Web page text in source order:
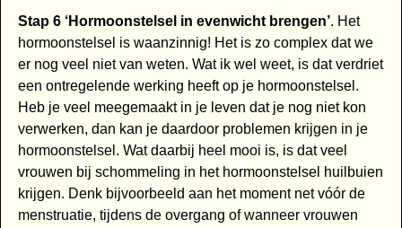
Stap 6 ‘Hormoonstelsel in evenwicht brengen’. Het
hormoonstelsel is waanzinnig! Het is zo complex dat we
er nog veel niet van weten. Wat ik wel weet, is dat verdriet
een ontregelende werking heeft op je hormoonstelsel.
Heb je veel meegemaakt in je leven dat je nog niet kon
verwerken, dan kan je daardoor problemen krijgen in je
hormoonstelsel. Wat daarbij heel mooi is, is dat veel
vrouwen bij schommeling in het hormoonstelsel huilbuien
krijgen. Denk bijvoorbeeld aan het moment net vóór de
menstruatie, tijdens de overgang of wanneer vrouwen